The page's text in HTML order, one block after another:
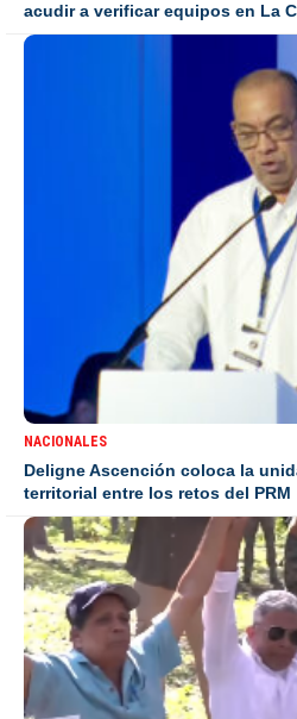
acudir a verificar equipos en La
NACIONALES
Deligne Ascención coloca la
territorial entre los retos del PRM